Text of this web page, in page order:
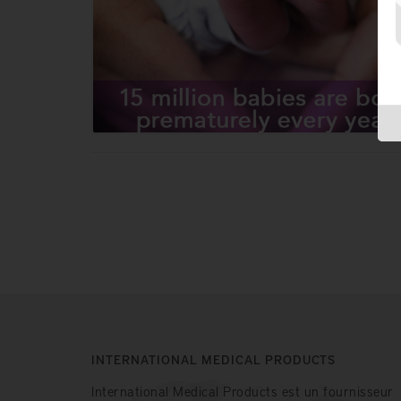
INTERNATIONAL MEDICAL PRODUCTS
International Medical Products est un fournisseur